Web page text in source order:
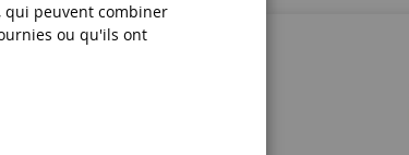
qui peuvent combiner
ou qu'ils ont